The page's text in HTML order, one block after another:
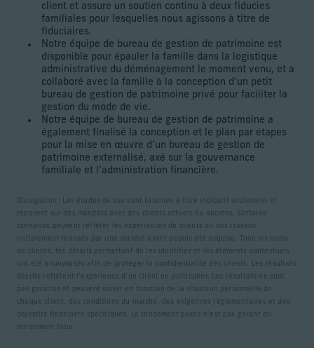
client et assure un soutien continu à deux fiducies
familiales pour lesquelles nous agissons à titre de
fiduciaires.
Notre équipe de bureau de gestion de patrimoine est
disponible pour épauler la famille dans la logistique
administrative du déménagement le moment venu, et a
collaboré avec la famille à la conception d’un petit
bureau de gestion de patrimoine privé pour faciliter la
gestion du mode de vie.
Notre équipe de bureau de gestion de patrimoine a
également finalisé la conception et le plan par étapes
pour la mise en œuvre d’un bureau de gestion de
patrimoine externalisé, axé sur la gouvernance
familiale et l’administration financière.
Divulgation : Les études de cas sont fournies à titre indicatif seulement et
reposent sur des mandats avec des clients actuels ou anciens. Certains
scénarios peuvent refléter les expériences de clients ou des travaux
initialement réalisés par une société ayant depuis été acquise. Tous les noms
de clients, les détails permettant de les identifier et les éléments contextuels
ont été anonymisés afin de protéger la confidentialité des clients. Les résultats
décrits reflètent l’expérience d’un client en particulier. Les résultats ne sont
pas garantis et peuvent varier en fonction de la situation personnelle de
chaque client, des conditions du marché, des exigences réglementaires et des
objectifs financiers spécifiques. Le rendement passé n’est pas garant du
rendement futur.